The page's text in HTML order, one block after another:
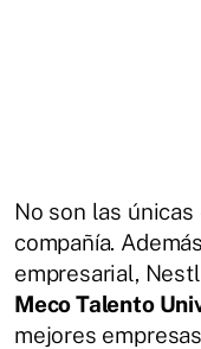
No son las
compañía.
empresarial,
Meco Talento
mejores